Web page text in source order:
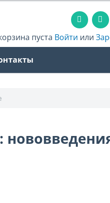
пуста Войти или